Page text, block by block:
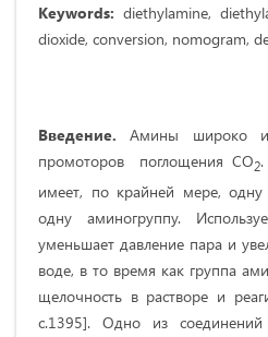
Keywords: diethylamine,
dioxide, conversion, nomogram,
Введение.Амины широко
промоторов поглощения CO2.
имеет, по крайней мере, одну
одну аминогруппу.
уменьшает давление пара и
воде, в то время как группа
щелочность в растворе и
с.1395]. Одно из